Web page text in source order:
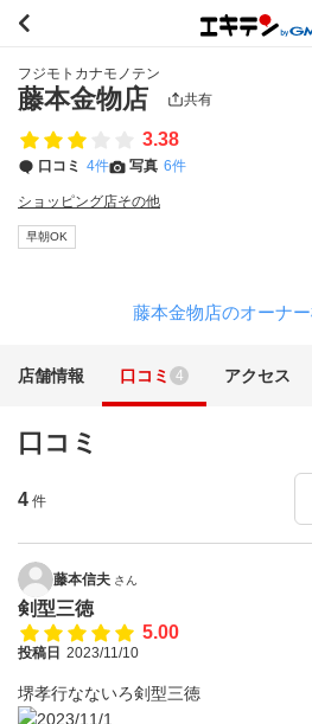
フジモトカナモノテン
藤本金物店 共有
3.38
口コミ 4件 写真 6件
ショッピング店その他
早朝OK
藤本金物店のオーナ
店舗情報 口コミ 4 アクセス
口コミ
4 件
藤本信夫 さん
剣型三徳
5.00
投稿日 2023/11/10
堺孝行なないろ剣型三徳